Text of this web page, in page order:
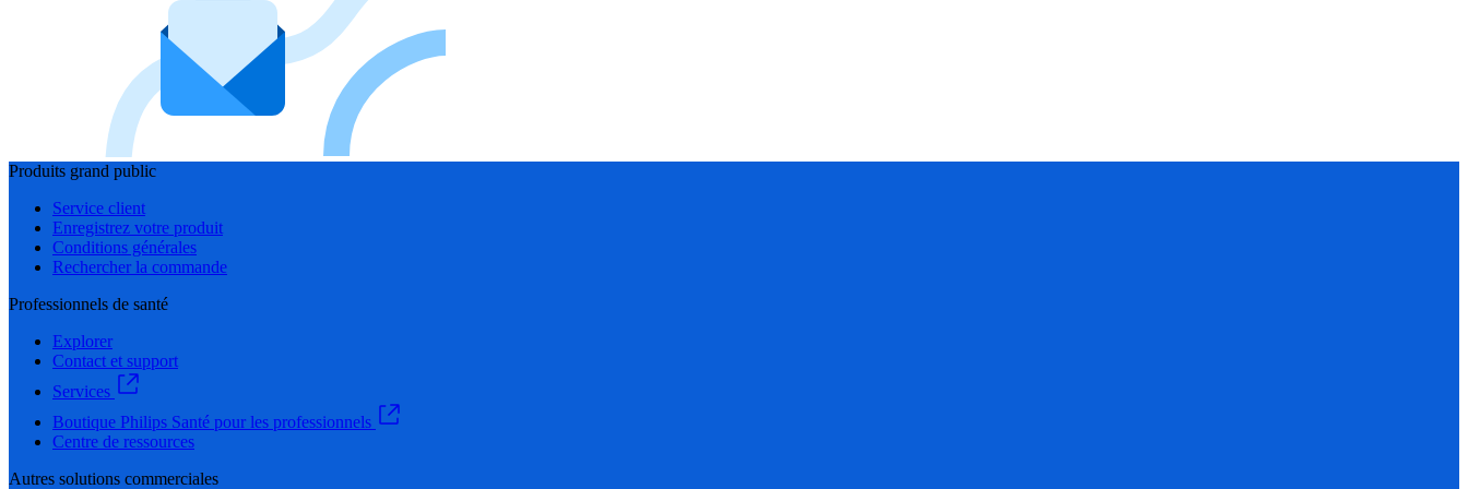
Produits grand public
Service client
Enregistrez votre produit
Conditions générales
Rechercher la commande
Professionnels de santé
Explorer
Contact et support
Services
Boutique Philips Santé pour les professionnels
Centre de ressources
Autres solutions commerciales